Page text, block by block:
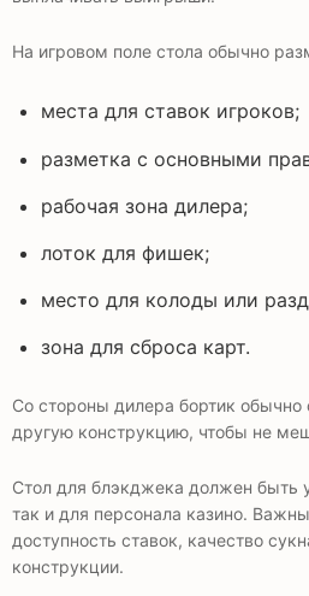
На игровом поле стола обычно
места для ставок игроков;
разметка с основными
рабочая зона дилера;
лоток для фишек;
место для колоды или
зона для сброса карт.
Со стороны дилера бортик обычно
другую конструкцию, чтобы не
Стол для блэкджека должен быть
так и для персонала казино.
доступность ставок, качество
конструкции.